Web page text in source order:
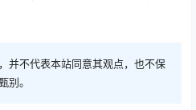
并不代表本站同意其观点，也不保
别。